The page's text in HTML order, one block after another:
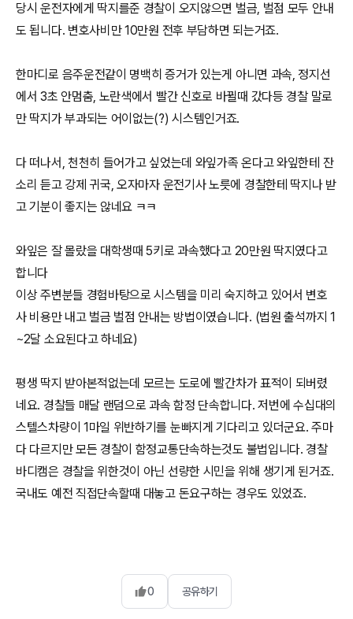
당시 운전자에게 딱지를준 경찰이 오지않으면 벌금, 벌점 모두 안내
도 됩니다. 변호사비만 10만원 전후 부담하면 되는거죠.
한마디로 음주운전같이 명백히 증거가 있는게 아니면 과속, 정지선
에서 3초 안멈춤, 노란색에서 빨간 신호로 바뀔때 갔다등 경찰 말로
만 딱지가 부과되는 어이없는(?) 시스템인거죠.
다 떠나서, 천천히 들어가고 싶었는데 와잎가족 온다고 와잎한테 잔
소리 듣고 강제 귀국, 오자마자 운전기사 노릇에 경찰한테 딱지나 받
고 기분이 좋지는 않네요 ㅋㅋ
와잎은 잘 몰랐을 대학생때 5키로 과속했다고 20만원 딱지였다고
합니다
이상 주변분들 경험바탕으로 시스템을 미리 숙지하고 있어서 변호
사 비용만 내고 벌금 벌점 안내는 방법이였습니다. (법원 출석까지 1
~2달 소요된다고 하네요)
평생 딱지 받아본적없는데 모르는 도로에 빨간차가 표적이 되버렸
네요. 경찰들 매달 랜덤으로 과속 함정 단속합니다. 저번에 수십대의
스텔스차량이 1마일 위반하기를 눈빠지게 기다리고 있더군요. 주마
다 다르지만 모든 경찰이 함정교통단속하는것도 불법입니다. 경찰
바디캠은 경찰을 위한것이 아닌 선량한 시민을 위해 생기게 된거죠.
국내도 예전 직접단속할때 대놓고 돈요구하는 경우도 있었죠.
0 공유하기